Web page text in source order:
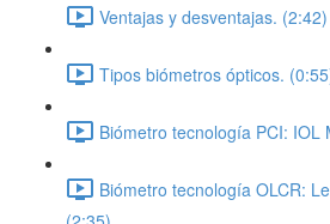
Ventajas y desventajas. (2:42)
Tipos biómetros ópticos.
Biómetro tecnología PCI: IOL
Biómetro tecnología OLCR: